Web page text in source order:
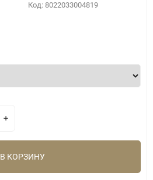
Код: 8022033004819
В КОРЗИНУ